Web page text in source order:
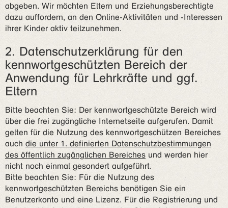
abgeben. Wir möchten Eltern und Erziehungsberechtigte
dazu auffordern, an den Online-Aktivitäten und -Interessen
ihrer Kinder aktiv teilzunehmen.
2. Datenschutzerklärung für den
kennwortgeschützten Bereich der
Anwendung für Lehrkräfte und ggf.
Eltern
Bitte beachten Sie: Der kennwortgeschützte Bereich wird
über die frei zugängliche Internetseite aufgerufen. Damit
gelten für die Nutzung des kennwortgeschützen Bereiches
auch die unter 1. definierten Datenschutzbestimmungen
des öffentlich zugänglichen Bereiches und werden hier
nicht noch einmal gesondert aufgeführt.
Bitte beachten Sie: Für die Nutzung des
kennwortgeschützten Bereichs benötigen Sie ein
Benutzerkonto und eine Lizenz. Für die Registrierung und